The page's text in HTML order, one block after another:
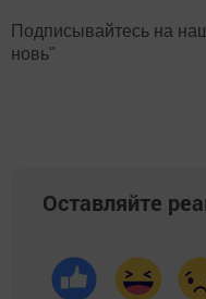
Подписывайтесь на
новь"
Оставляйте